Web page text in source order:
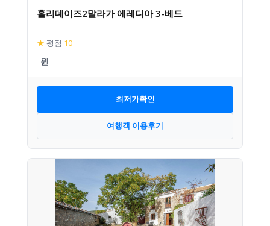
홀리데이즈2말라가 에레디아 3-베드
★ 평점 10
최저가확인
여행객 이용후기